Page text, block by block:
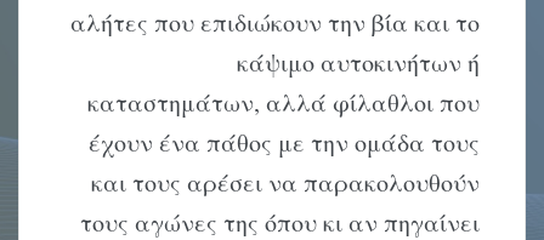
αλήτες που επιδιώκουν την βία και το
κάψιμο αυτοκινήτων ή
καταστημάτων, αλλά φίλαθλοι που
έχουν ένα πάθος με την ομάδα τους
και τους αρέσει να παρακολουθούν
τους αγώνες της όπου κι αν πηγαίνει